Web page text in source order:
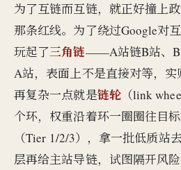
为了互链而互链，就正好撞上
那条红线。为了绕过Google对
玩起了三角链——A站链B站、B
A站，表面上不是直接对等，实
再复杂一点就是链轮（link
个环，权重沿着环一圈圈往目
（Tier 1/2/3），拿一批低质站
层再给主站导链，试图隔开风险